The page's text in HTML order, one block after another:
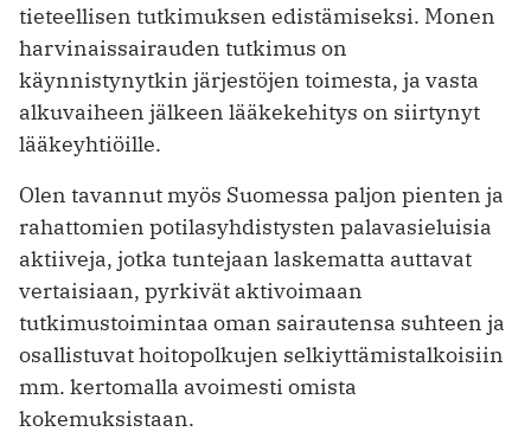
tieteellisen tutkimuksen edistämiseksi. Monen
harvinaissairauden tutkimus on
käynnistynytkin järjestöjen toimesta, ja vasta
alkuvaiheen jälkeen lääkekehitys on siirtynyt
lääkeyhtiöille.
Olen tavannut myös Suomessa paljon pienten ja
rahattomien potilasyhdistysten palavasieluisia
aktiiveja, jotka tuntejaan laskematta auttavat
vertaisiaan, pyrkivät aktivoimaan
tutkimustoimintaa oman sairautensa suhteen ja
osallistuvat hoitopolkujen selkiyttämistalkoisiin
mm. kertomalla avoimesti omista
kokemuksistaan.